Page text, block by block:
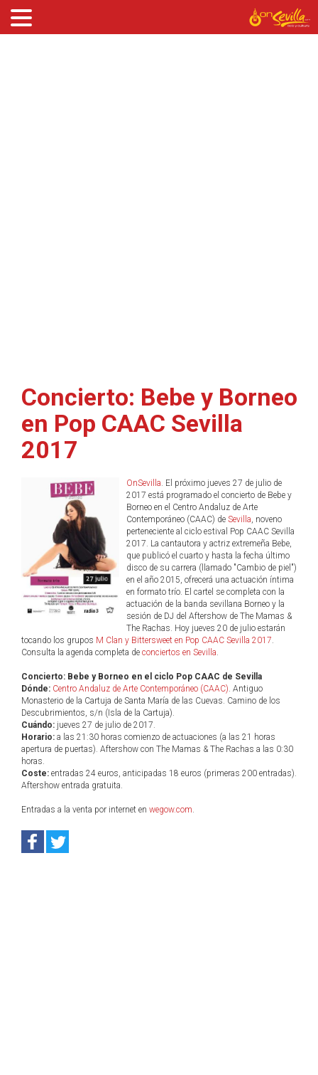
Concierto: Bebe y Borneo
en Pop CAAC Sevilla
2017
OnSevilla. El próximo jueves 27 de julio de
2017 está programado el concierto de Bebe y
Borneo en el Centro Andaluz de Arte
Contemporáneo (CAAC) de Sevilla, noveno
perteneciente al ciclo estival Pop CAAC Sevilla
2017. La cantautora y actriz extremeña Bebe,
que publicó el cuarto y hasta la fecha último
disco de su carrera (llamado "Cambio de piel")
en el año 2015, ofrecerá una actuación íntima
en formato trío. El cartel se completa con la
actuación de la banda sevillana Borneo y la
sesión de DJ del Aftershow de The Mamas &
The Rachas. Hoy jueves 20 de julio estarán
tocando los grupos M Clan y Bittersweet en Pop CAAC Sevilla 2017.
Consulta la agenda completa de conciertos en Sevilla.
Concierto: Bebe y Borneo en el ciclo Pop CAAC de Sevilla
Dónde: Centro Andaluz de Arte Contemporáneo (CAAC). Antiguo
Monasterio de la Cartuja de Santa María de las Cuevas. Camino de los
Descubrimientos, s/n (Isla de la Cartuja).
Cuándo: jueves 27 de julio de 2017.
Horario: a las 21:30 horas comienzo de actuaciones (a las 21 horas
apertura de puertas). Aftershow con The Mamas & The Rachas a las 0:30
horas.
Coste: entradas 24 euros, anticipadas 18 euros (primeras 200 entradas).
Aftershow entrada gratuita.
Entradas a la venta por internet en wegow.com.